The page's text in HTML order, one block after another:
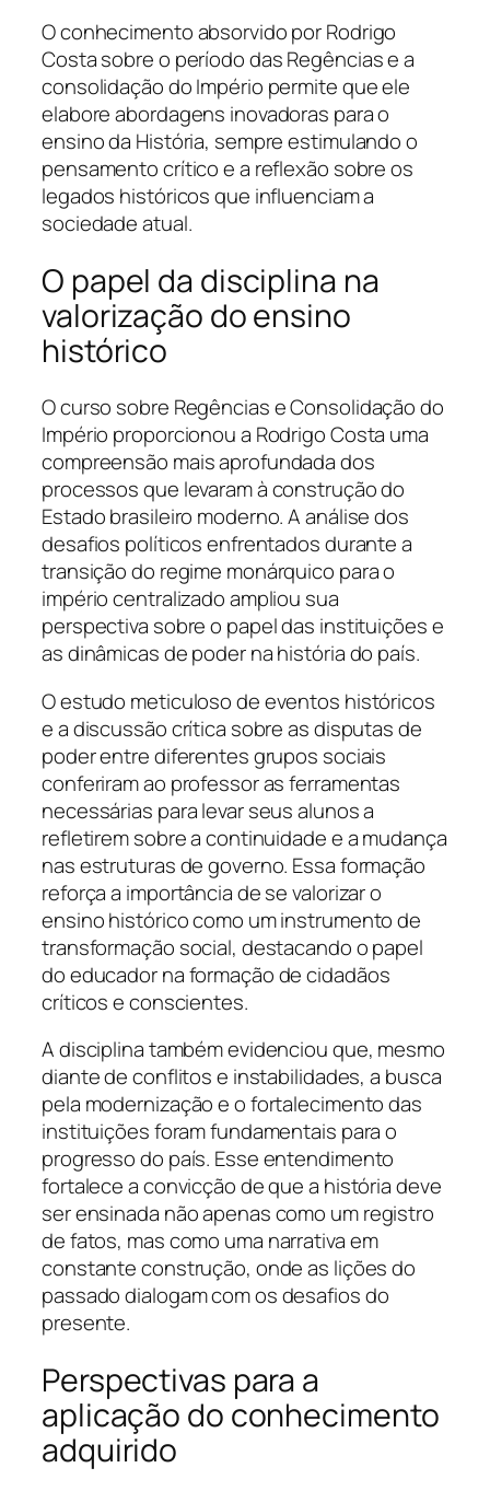
O conhecimento absorvido por Rodrigo
Costa sobre o período das Regências e a
consolidação do Império permite que ele
elabore abordagens inovadoras para o
ensino da História, sempre estimulando o
pensamento crítico e a reflexão sobre os
legados históricos que influenciam a
sociedade atual.
O papel da disciplina na
valorização do ensino
histórico
O curso sobre Regências e Consolidação do
Império proporcionou a Rodrigo Costa uma
compreensão mais aprofundada dos
processos que levaram à construção do
Estado brasileiro moderno. A análise dos
desafios políticos enfrentados durante a
transição do regime monárquico para o
império centralizado ampliou sua
perspectiva sobre o papel das instituições e
as dinâmicas de poder na história do país.
O estudo meticuloso de eventos históricos
e a discussão crítica sobre as disputas de
poder entre diferentes grupos sociais
conferiram ao professor as ferramentas
necessárias para levar seus alunos a
refletirem sobre a continuidade e a mudança
nas estruturas de governo. Essa formação
reforça a importância de se valorizar o
ensino histórico como um instrumento de
transformação social, destacando o papel
do educador na formação de cidadãos
críticos e conscientes.
A disciplina também evidenciou que, mesmo
diante de conflitos e instabilidades, a busca
pela modernização e o fortalecimento das
instituições foram fundamentais para o
progresso do país. Esse entendimento
fortalece a convicção de que a história deve
ser ensinada não apenas como um registro
de fatos, mas como uma narrativa em
constante construção, onde as lições do
passado dialogam com os desafios do
presente.
Perspectivas para a
aplicação do conhecimento
adquirido